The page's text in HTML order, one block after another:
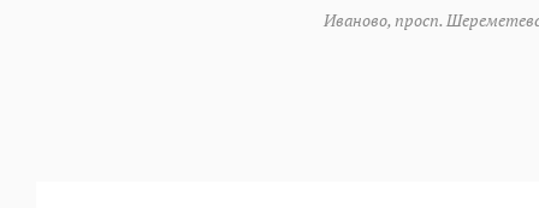
Иваново, просп.